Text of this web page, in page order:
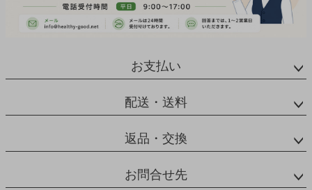
お支払い
配送・送料
返品・交換
お問合せ先